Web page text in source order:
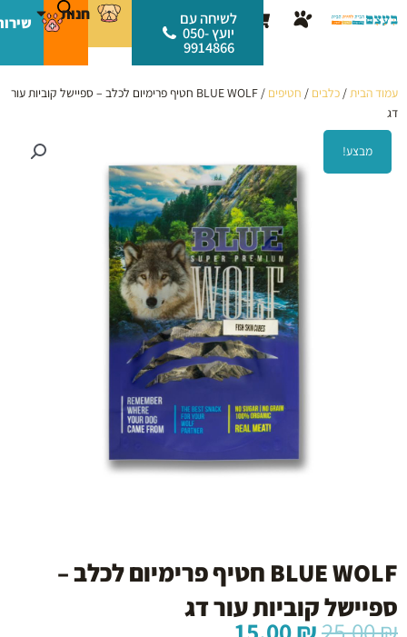
לתוכן
עגלת
קניות
לשיחה עם
יועץ 050-
9914866
חנות
עמוד הבית/ כלבים / חטיפים
/ BLUE WOLF חטיף פרימיום לכלב – ספיישל קוביות עור
דג
מבצע!
BLUE WOLF חטיף פרימיום לכלב –
ספיישל קוביות עור דג
המחיר